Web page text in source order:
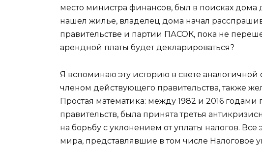
место министра финансов, был в поисках дома
нашел жилье, владелец дома начал
правительстве и партии ПАСОК, пока не
арендной платы будет декларироваться?
Я вспоминаю эту историю в свете аналогичной
членом действующего правительства, также
Простая математика: между 1982 и 2016
правительств, была принята третья
на борьбу с уклонением от уплаты налогов.
мира, представлявшие в том числе